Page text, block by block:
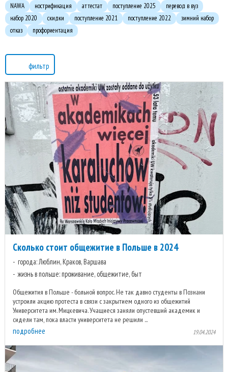
NAWA
нострификация аттестат поступление 2025
перевод в вуз
набор 2020
скидки поступление 2021 поступление 2022
зимний набор
отказ
профориентация
фильтр
Сколько стоит общежитие в Польше в 2024
города: Люблин, Краков, Варшава
жизнь в польше: проживание, общежитие, быт
Общежития в Польше - больной вопрос. Не так давно студенты в Познани
устроили акцию протеста в связи с закрытием одного из общежитий
Университета им. Мицкевича. Учащиеся заняли опустевший академик и
сидели там, пока власти университета не решили ...
подробнее 19.04.2024